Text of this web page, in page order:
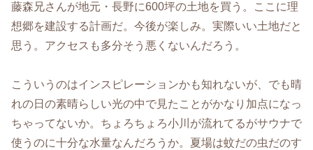
藤森兄さんが地元・長野に600坪の土地を買う。ここに理
想郷を建設する計画だ。今後が楽しみ。実際いい土地だと
思う。アクセスも多分そう悪くないんだろう。
こういうのはインスピレーションかも知れないが、でも晴
れの日の素晴らしい光の中で見たことがかなり加点になっ
ちゃってないか。ちょろちょろ小川が流れてるがサウナで
使うのに十分な水量なんだろうか。夏場は蚊だの虫だのす